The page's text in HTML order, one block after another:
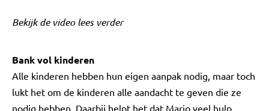
Bekijk de video lees verder
Bank vol kinderen
Alle kinderen hebben hun eigen aanpak nodig, maar toch
lukt het om de kinderen alle aandacht te geven die ze
nodig hebben. Daarbij helpt het dat Marjo veel hulp